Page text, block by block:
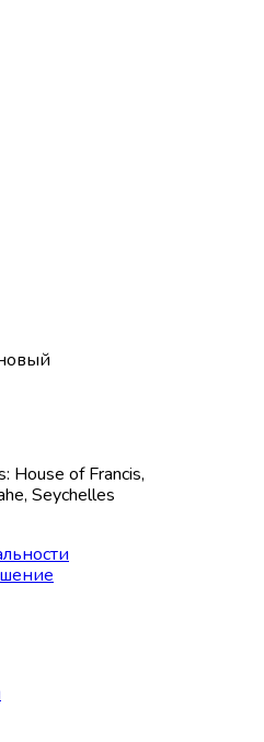
House of Francis,
Seychelles